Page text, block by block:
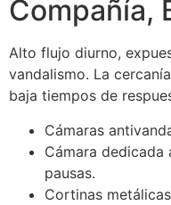
Compañía,
Alto flujo diurno,
vandalismo. La
baja tiempos de
Cámaras
Cámara
pausas.
Cortinas